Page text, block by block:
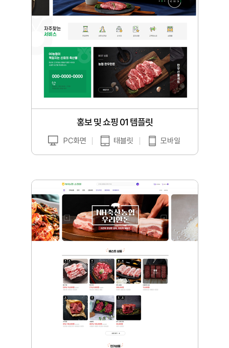
홍보 및 쇼핑 01 템플릿
PC화면 태블릿 모바일